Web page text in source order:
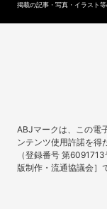
掲載の記事・写真・イラスト
ABJマークは、この電
ンテンツ使用許諾を得
（登録番号 第
版制作・流通協議会］